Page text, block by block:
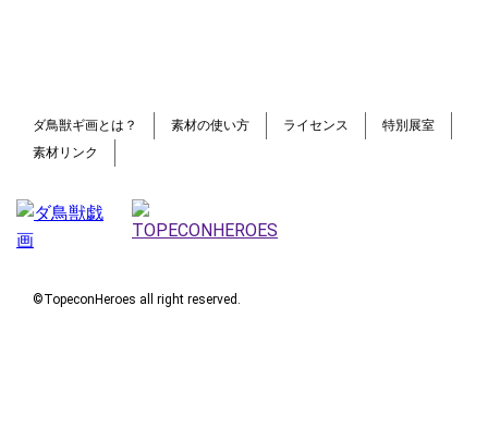
ダ鳥獣ギ画とは？ 素材の使い方 ライセンス
特別展室
素材リンク
©TopeconHeroes all right reserved.